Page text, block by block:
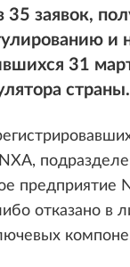
35 заявок,
и
31
страны.
предприятие
отказано в